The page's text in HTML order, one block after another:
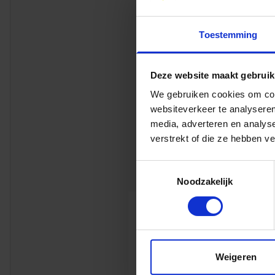
Toestemming
Deze website maakt
We gebruiken cookies om
websiteverkeer te
media, adverteren en
verstrekt of die ze hebben
Noodzakelijk
Weigeren
langer. Daarom
Onze tool de
bewust in te
liggen. De tool
Benieuwd hoe
gebiedsgerichte
Neem contact op
BOUW EN VASTGOED
Ellen
Impact